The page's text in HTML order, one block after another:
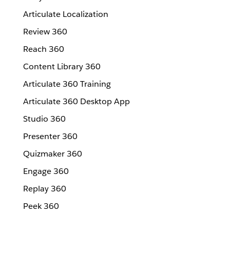
Articulate Localization
Review 360
Reach 360
Content Library 360
Articulate 360 Training
Articulate 360 Desktop App
Studio 360
Presenter 360
Quizmaker 360
Engage 360
Replay 360
Peek 360